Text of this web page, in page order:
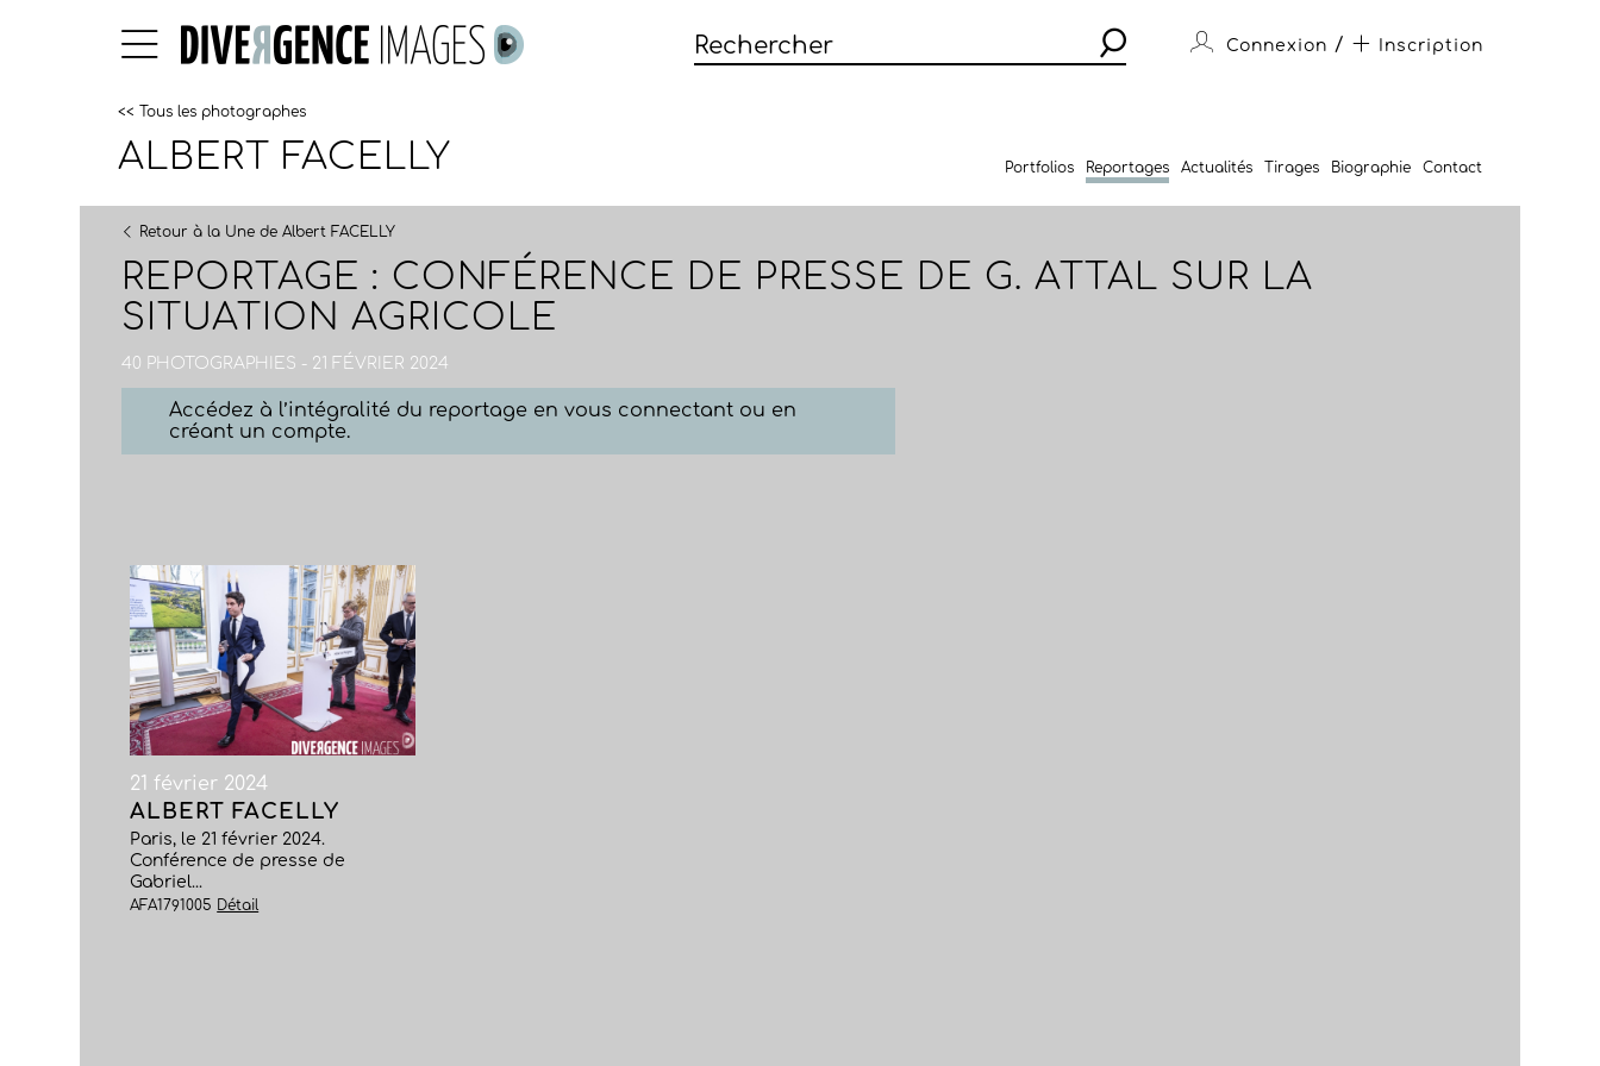
Connexion / Inscription
<< Tous les photographes
ALBERT FACELLY Portfolios Reportages Actualités Tirages Biographie Contact
Retour à la Une de Albert FACELLY
REPORTAGE : CONFÉRENCE DE PRESSE DE G. ATTAL SUR LA
SITUATION AGRICOLE
40 PHOTOGRAPHIES - 21 FÉVRIER 2024
Accédez à l’intégralité du reportage en vous connectant ou en
créant un compte.
21 février 2024
ALBERT FACELLY
Paris, le 21 février 2024.
Conférence de presse de
Gabriel...
AFA1791005 Détail